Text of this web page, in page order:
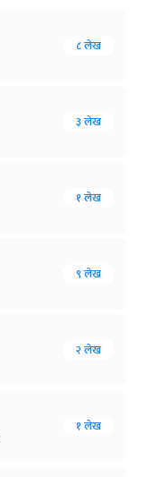
८ लेख
३ लेख
१ लेख
९ लेख
२ लेख
१ लेख